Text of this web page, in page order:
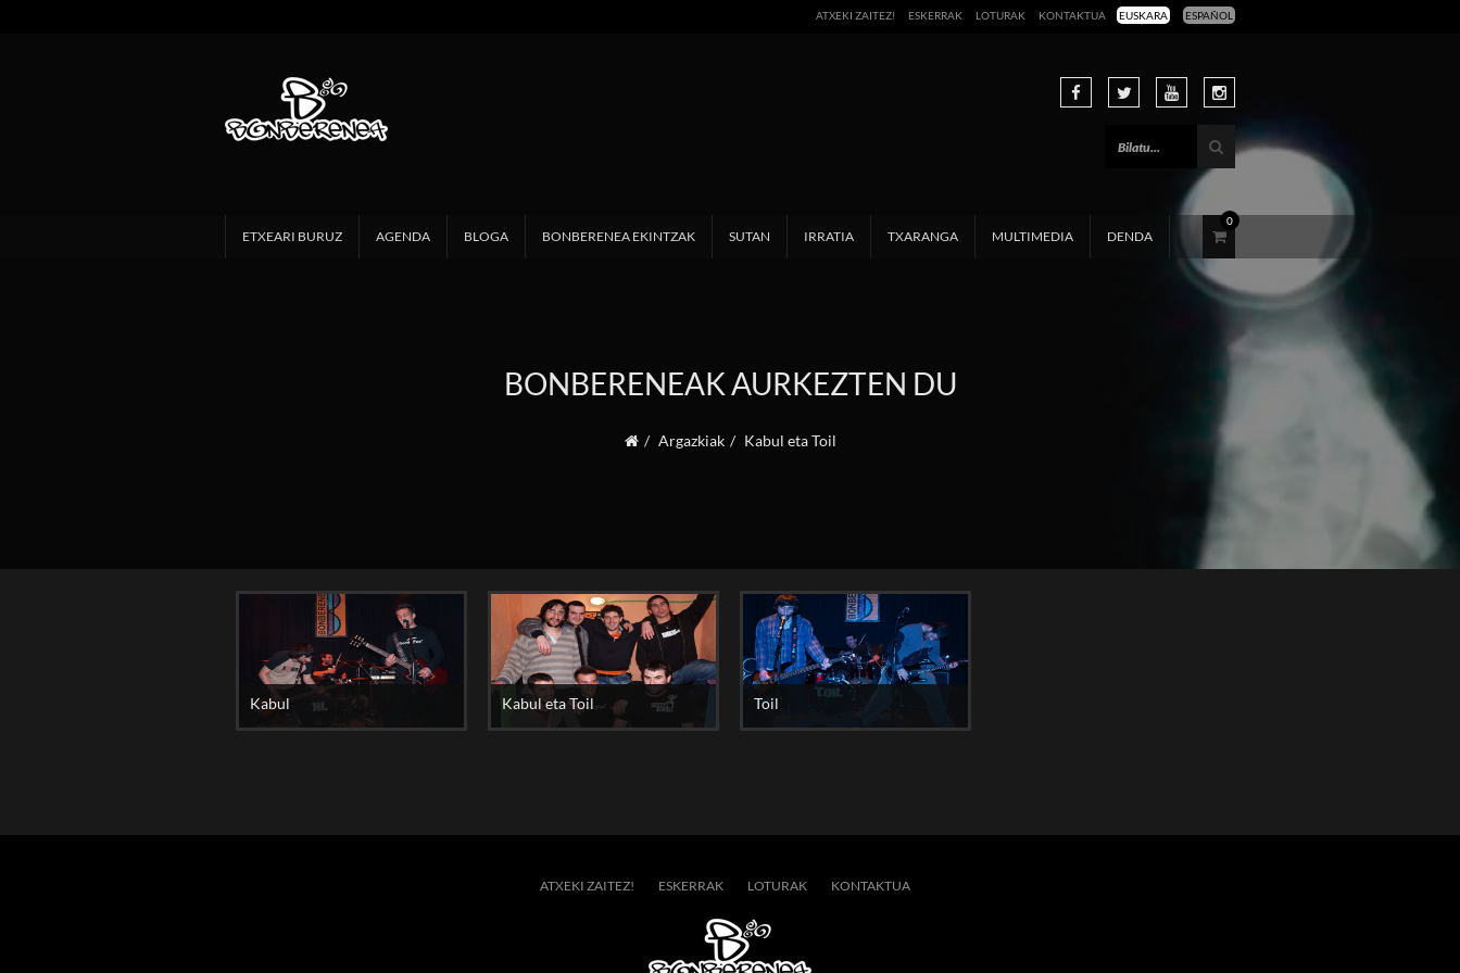
EUSKARA ESPAÑOL
ATXEKI ZAITEZ! ESKERRAK LOTURAK KONTAKTUA
ETXEARI BURUZ AGENDA BLOGA BONBERENEA EKINTZAK SUTAN IRRATIA TXARANGA MULTIMEDIA DENDA
0
BONBERENEAK AURKEZTEN DU
Argazkiak Kabul eta Toil
Kabul Kabul eta Toil Toil
ATXEKI ZAITEZ! ESKERRAK LOTURAK KONTAKTUA